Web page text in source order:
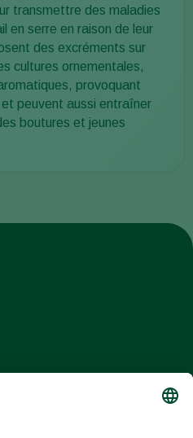
transmettre des maladies
en serre en raison de leur
des excréments sur
cultures ornementales,
provoquant
peuvent aussi entraîner
boutures et jeunes